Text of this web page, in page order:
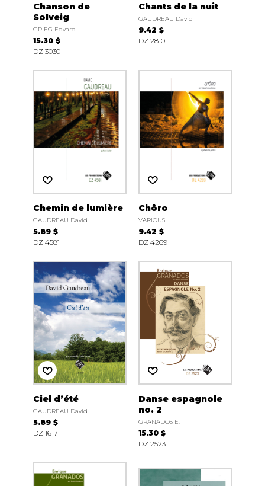
Chanson de
Solveig
GRIEG Edvard
15.30 $
DZ 3030
Chants de la nuit
GAUDREAU David
9.42 $
DZ 2810
Chemin de lumière
GAUDREAU David
5.89 $
DZ 4581
Chôro
VARIOUS
9.42 $
DZ 4269
Ciel d’été
GAUDREAU David
5.89 $
DZ 1617
Danse espagnole
no. 2
GRANADOS E.
15.30 $
DZ 2523